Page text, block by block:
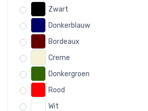
Zwart
Donkerblauw
Bordeaux
Creme
Donkergroen
Rood
Wit